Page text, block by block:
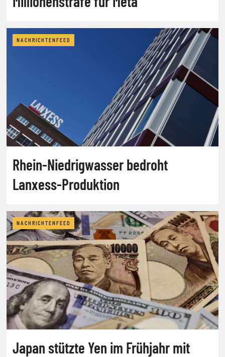
NACHRICHTENFEED
Rhein-Niedrigwasser bedroht
Lanxess-Produktion
NACHRICHTENFEED
Japan stützte Yen im Frühjahr mit